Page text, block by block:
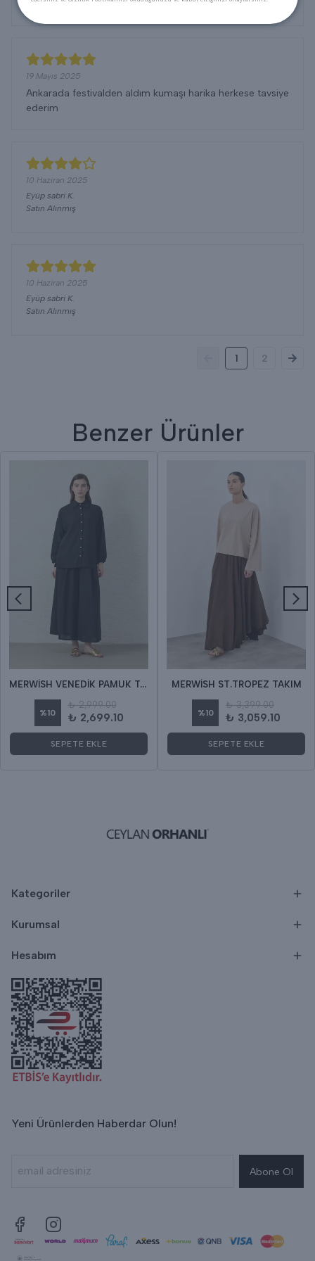
HA Rİ KA BAYILDIM 👍
19 Mayıs 2025
Ankarada festivalden aldım kumaşı harika herkese tavsiye
ederim
10 Haziran 2025
Eyüp sabri K.
Satın Alınmış
10 Haziran 2025
Eyüp sabri K.
Satın Alınmış
1 2
Benzer Ürünler
MERWİSH VENEDİK PAMUK TAKIM
%10
₺ 2,999.00
₺ 2,699.10
SEPETE EKLE
MERWİSH ST.TROPEZ TAKIM
%10
₺ 3,399.00
₺ 3,059.10
SEPETE EKLE
Kategoriler
Kurumsal
Hesabım
Yeni Ürünlerden Haberdar Olun!
Abone Ol